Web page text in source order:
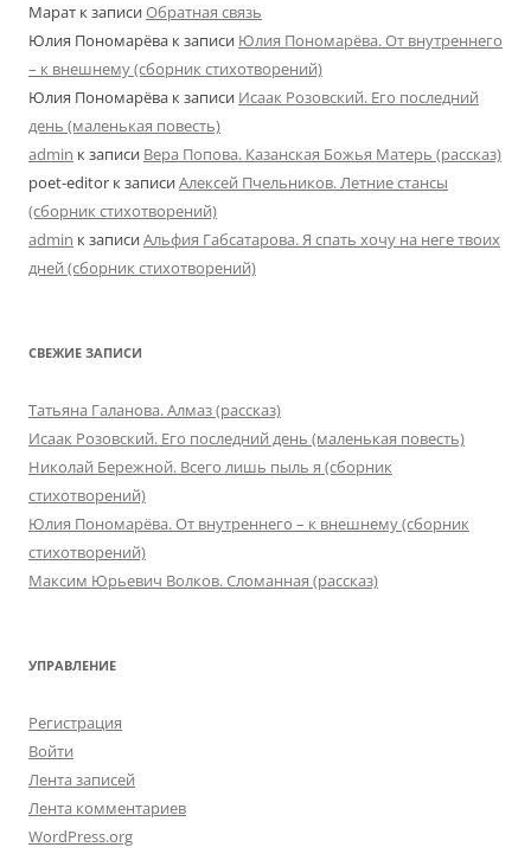
Марат к записиОбратная связь
Юлия Пономарёва к записи Юлия Пономарёва. От внутреннего
– к внешнему (сборник стихотворений)
Юлия Пономарёва к записи Исаак Розовский. Его последний
день (маленькая повесть)
admin к записи Вера Попова. Казанская Божья Матерь (рассказ)
poet-editor к записиАлексей Пчельников. Летние стансы
(сборник стихотворений)
admin к записиАльфия Габсатарова. Я спать хочу на неге твоих
дней (сборник стихотворений)
СВЕЖИЕ ЗАПИСИ
Татьяна Галанова. Алмаз (рассказ)
Исаак Розовский. Его последний день (маленькая повесть)
Николай Бережной. Всего лишь пыль я (сборник
стихотворений)
Юлия Пономарёва. От внутреннего – к внешнему (сборник
стихотворений)
Максим Юрьевич Волков. Сломанная (рассказ)
УПРАВЛЕНИЕ
Регистрация
Войти
Лента записей
Лента комментариев
WordPress.org